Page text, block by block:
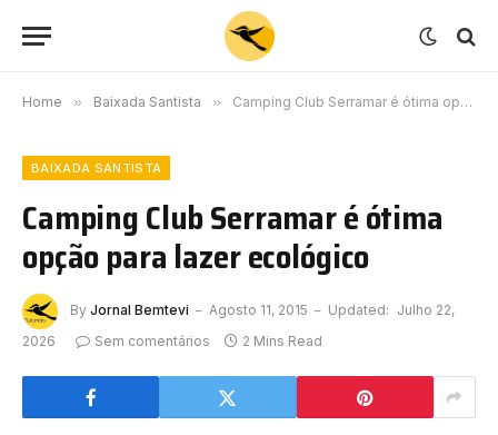
Home » Baixada Santista » Camping Club Serramar é ótima opção para lazer ecológico
BAIXADA SANTISTA
Camping Club Serramar é ótima
opção para lazer ecológico
By Jornal Bemtevi Agosto 11, 2015 Updated: Julho 22,
2026
Sem comentários 2 Mins Read